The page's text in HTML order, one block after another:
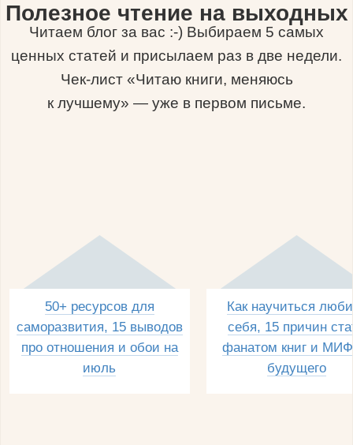
Полезное чтение на выходных
Читаем блог за вас :-) Выбираем 5 самых
ценных статей и присылаем раз в две недели.
Чек-лист «Читаю книги, меняюсь
к лучшему» — уже в первом письме.
50+ ресурсов для
саморазвития, 15 выводов
про отношения и обои на
июль
Как научиться
себя, 15 причин
фанатом книг и
будущего